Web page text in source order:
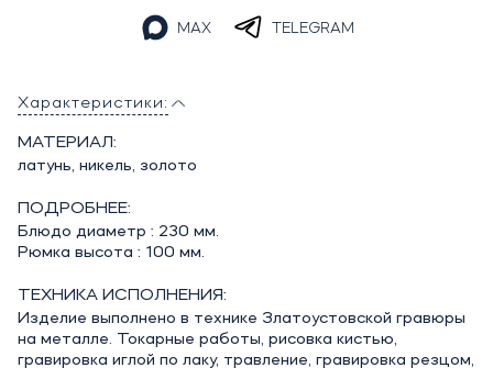
MAX TELEGRAM
Характеристики:
МАТЕРИАЛ:
латунь, никель, золото
ПОДРОБНЕЕ:
Блюдо диаметр : 230 мм.
Рюмка высота : 100 мм.
ТЕХНИКА ИСПОЛНЕНИЯ:
Изделие выполнено в технике Златоустовской гравюры
на металле. Токарные работы, рисовка кистью,
гравировка иглой по лаку, травление, гравировка резцом,